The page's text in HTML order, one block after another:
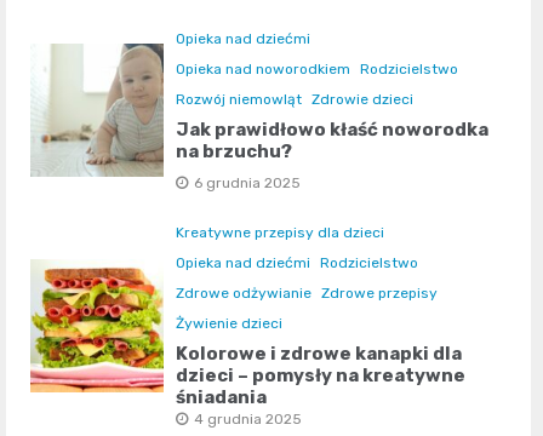
Opieka nad dziećmi
Opieka nad noworodkiem
Rodzicielstwo
Rozwój niemowląt Zdrowie dzieci
Jak prawidłowo kłaść noworodka
na brzuchu?
6 grudnia 2025
Kreatywne przepisy dla dzieci
Opieka nad dziećmi
Rodzicielstwo
Zdrowe odżywianie Zdrowe przepisy
Żywienie dzieci
Kolorowe i zdrowe kanapki dla
dzieci – pomysły na kreatywne
śniadania
4 grudnia 2025